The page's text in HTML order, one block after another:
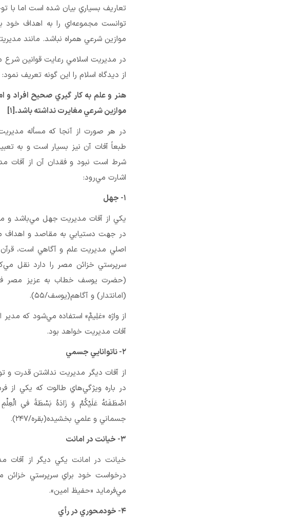
تعاريف بسياري بيان شده است اما
توانست مجموعه‌اي را به اهداف خود
موازين شرعي همراه نباشد. مانند
در مديريت اسلامي رعايت قوانين
از ديدگاه اسلام را اين گونه تعريف نمود:
هنر و علم به كار گيري صحيح افراد و
موازين شرعي مغايرت نداشته باشد.[۱]
در هر صورت از آنجا كه مسأله
طبعاً آفات آن نيز بسيار است و به
شرط است نبود و فقدان آن از آفات
اشارت مي‌رود:
۱- جهل
يكي از آفات مديريت جهل مي‌باشد و
در جهت دستيابي به مقاصد و اهداف
اصلي مديريت علم و آگاهي است،
سرپرستي خزائن مصر را دارد نقل
(حضرت يوسف خطاب به عزيز مصر
(امانتدار) و آگاهم(يوسف/۵۵).
از واژه «عَلِيمٌ» استفاده مي‌شود كه
آفات مديريت خواهد بود.
۲- ناتوانايي جسمي
از آفات ديگر مديريت نداشتن قدرت و
در باره ويژگي‌هاي طالوت كه يكي از
اصْطَفَئهُ عَلَيْكُمْ وَ زَادَهُ بَسْطَةً فىِ الْعِلْمِ
جسماني و علمي بخشيده(بقره/۲۴۷).
۳- خيانت در امانت
خيانت در امانت يكي ديگر از آفات
درخواست خود براي سرپرستي خزائن
مي‌فرمايد «حفيظ امين».
۴- خودمحوري در رأي